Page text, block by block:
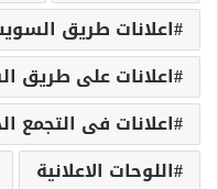
اعلانات طريق
اعلانات على طريق
اعلانات فى التجمع
اللوحات الاعلانية